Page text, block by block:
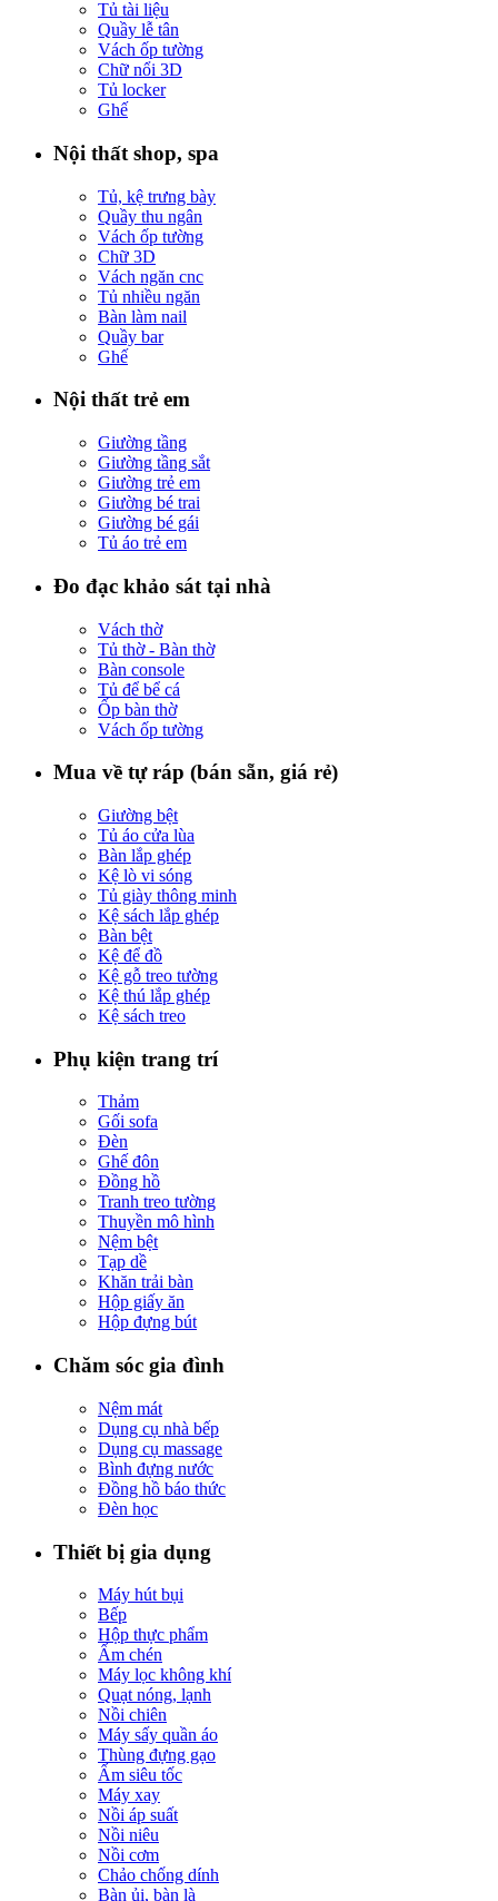
Tủ tài liệu
Quầy lễ tân
Vách ốp tường
Chữ nổi 3D
Tủ locker
Ghế
Nội thất shop, spa
Tủ, kệ trưng bày
Quầy thu ngân
Vách ốp tường
Chữ 3D
Vách ngăn cnc
Tủ nhiều ngăn
Bàn làm nail
Quầy bar
Ghế
Nội thất trẻ em
Giường tầng
Giường tầng sắt
Giường trẻ em
Giường bé trai
Giường bé gái
Tủ áo trẻ em
Đo đạc khảo sát tại nhà
Vách thờ
Tủ thờ - Bàn thờ
Bàn console
Tủ để bể cá
Ốp bàn thờ
Vách ốp tường
Mua về tự ráp (bán sẵn, giá rẻ)
Giường bệt
Tủ áo cửa lùa
Bàn lắp ghép
Kệ lò vi sóng
Tủ giày thông minh
Kệ sách lắp ghép
Bàn bệt
Kệ để đồ
Kệ gỗ treo tường
Kệ thú lắp ghép
Kệ sách treo
Phụ kiện trang trí
Thảm
Gối sofa
Đèn
Ghế đôn
Đồng hồ
Tranh treo tường
Thuyền mô hình
Nệm bệt
Tạp dề
Khăn trải bàn
Hộp giấy ăn
Hộp đựng bút
Chăm sóc gia đình
Nệm mát
Dụng cụ nhà bếp
Dụng cụ massage
Bình đựng nước
Đồng hồ báo thức
Đèn học
Thiết bị gia dụng
Máy hút bụi
Bếp
Hộp thực phẩm
Ấm chén
Máy lọc không khí
Quạt nóng, lạnh
Nồi chiên
Máy sấy quần áo
Thùng đựng gạo
Ấm siêu tốc
Máy xay
Nồi áp suất
Nồi niêu
Nồi cơm
Chảo chống dính
Bàn ủi, bàn là